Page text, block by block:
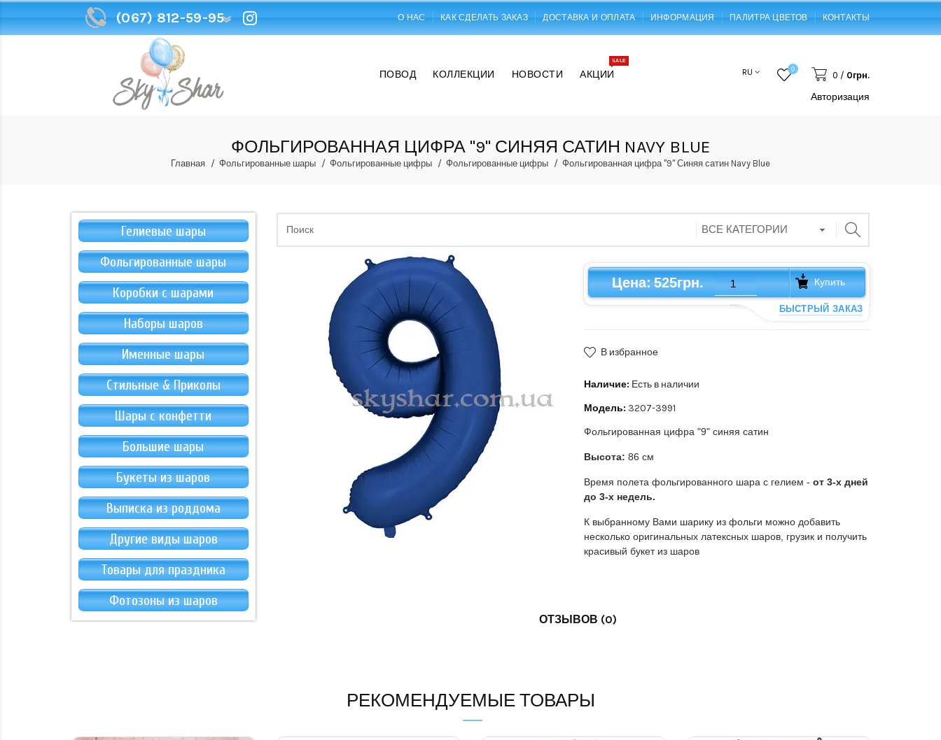
(067) 812-59-95
(067) 812-59-95
О НАС КАК СДЕЛАТЬ ЗАКАЗ ДОСТАВКА И ОПЛАТА ИНФОРМАЦИЯ ПАЛИТРА ЦВЕТОВ КОНТАКТЫ
ПОВОД КОЛЛЕКЦИИ НОВОСТИ АКЦИИ
SALE
RU 0
0 / 0грн.
Авторизация
ФОЛЬГИРОВАННАЯ ЦИФРА "9" СИНЯЯ САТИН NAVY BLUE
Главная Фольгированные шары Фольгированные цифры Фольгированные цифры Фольгированная цифра "9" Синяя сатин Navy Blue
Гелиевые шары
Фольгированные шары
Коробки с шарами
Наборы шаров
Именные шары
Стильные & Приколы
Шары с конфетти
Большие шары
Букеты из шаров
Выписка из роддома
Другие виды шаров
Товары для праздника
Фотозоны из шаров
Цена:525грн. Купить
БЫСТРЫЙ ЗАКАЗ
В избранное
Наличие: Есть в наличии
Модель: 3207-3991
Фольгированная цифра "9" синяя сатин
Высота: 86 см
Время полета фольгированного шара с гелием - от 3-х дней
до 3-х недель.
К выбранному Вами шарику из фольги можно добавить
несколько оригинальных латексных шаров, грузик и получить
красивый букет из шаров
ОТЗЫВОВ (0)
РЕКОМЕНДУЕМЫЕ ТОВАРЫ